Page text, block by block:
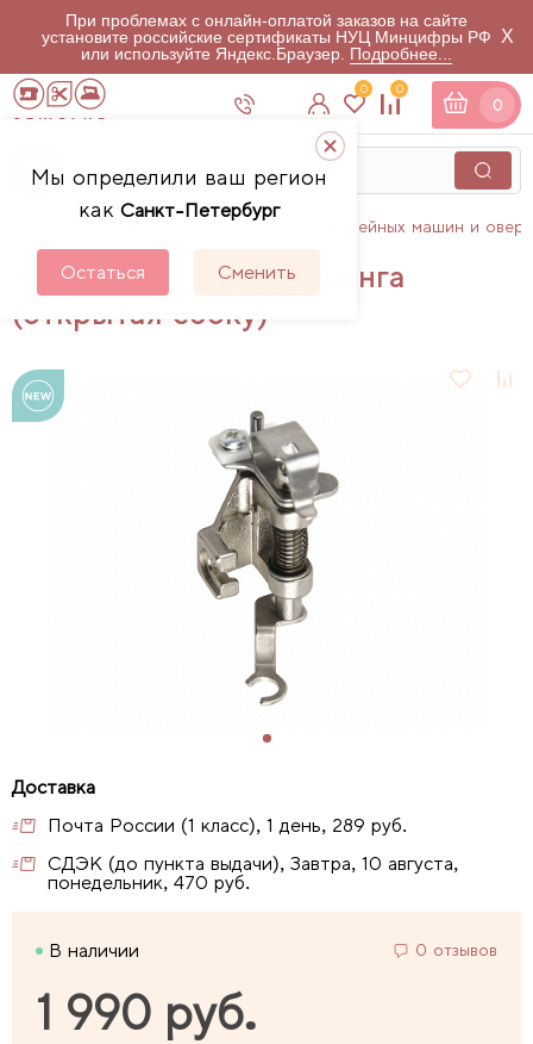
При проблемах с онлайн-оплатой заказов на сайте
установите российские сертификаты НУЦ Минцифры РФ
или используйте Яндекс.Браузер. Подробнее...
X
Мы определили ваш регион
как Санкт-Петербург
Остаться Сменить
0 0
0
Аксессуары для швейных машин и
Лапка JUKI для квилтинга
(открытая сбоку)
Почта России (1 класс), 1 день, 289 руб.
СДЭК (до пункта выдачи), Завтра, 10 августа,
понедельник, 470 руб.
В наличии 0 отзывов
1 990 руб.